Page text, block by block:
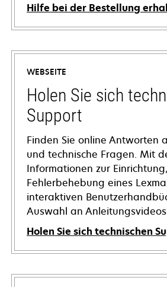
Hilfe bei der Bestellung
WEBSEITE
Holen Sie sich
Support
Finden Sie online Antworten
und technische Fragen. Mit
Informationen zur
Fehlerbehebung eines
interaktiven
Auswahl an
Holen Sie sich technischen
wird
in